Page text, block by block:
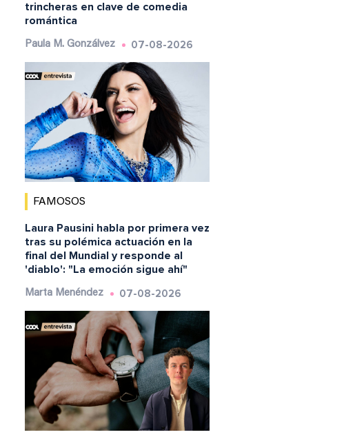
trincheras en clave de comedia
romántica
Paula M. Gonzálvez 07-08-2026
FAMOSOS
Laura Pausini habla por primera vez
tras su polémica actuación en la
final del Mundial y responde al
'diablo': "La emoción sigue ahí"
Marta Menéndez 07-08-2026